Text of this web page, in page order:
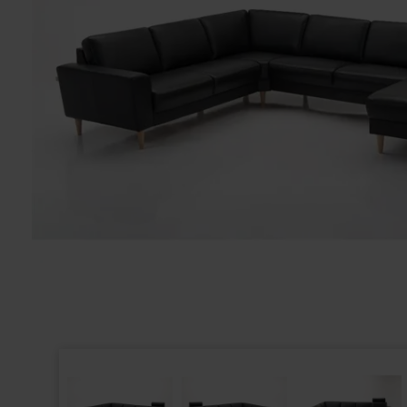
STRESSLESS - LÆDERPLEJE KIT 250ML
410,00
325,00 199,00